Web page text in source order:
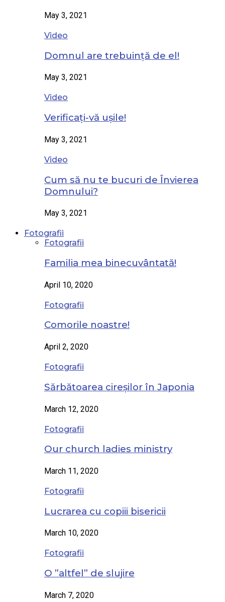
May 3, 2021
Video
Domnul are trebuință de el!
May 3, 2021
Video
Verificați-vă ușile!
May 3, 2021
Video
Cum să nu te bucuri de Învierea
Domnului?
May 3, 2021
Fotografii
Fotografii
Familia mea binecuvântată!
April 10, 2020
Fotografii
Comorile noastre!
April 2, 2020
Fotografii
Sărbătoarea cireșilor în Japonia
March 12, 2020
Fotografii
Our church ladies ministry
March 11, 2020
Fotografii
Lucrarea cu copiii bisericii
March 10, 2020
Fotografii
O ”altfel” de slujire
March 7, 2020